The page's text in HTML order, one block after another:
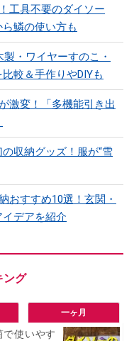
工具不要のダイソー
ら鱗の使い方も
・ワイヤーすのこ・
較＆手作りやDIYも
激変！「多機能引き出
収納グッズ！服が“雪
おすすめ10選！玄関・
デアを紹介
一ヶ月
使いやす